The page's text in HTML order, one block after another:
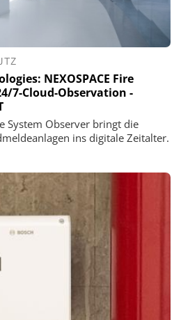
NEXOSPACE Fire
7-Cloud-Observation -
System Observer bringt die
ins digitale Zeitalter.